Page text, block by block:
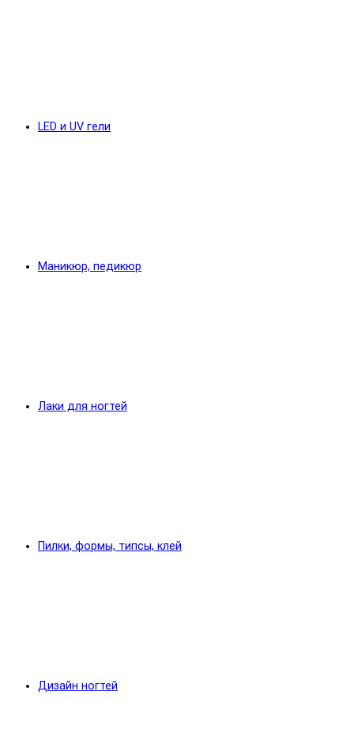
LED и UV гели
Маникюр, педикюр
Лаки для ногтей
Пилки, формы, типсы, клей
Дизайн ногтей